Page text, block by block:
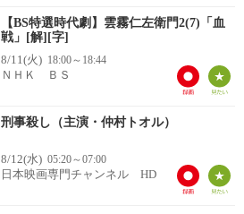
【BS特選時代劇】雲霧仁左衛門2(7)「血
戦」[解][字]
8/11(火) 18:00～18:44
ＮＨＫ ＢＳ
刑事殺し（主演・仲村トオル）
8/12(水) 05:20～07:00
日本映画専門チャンネル HD